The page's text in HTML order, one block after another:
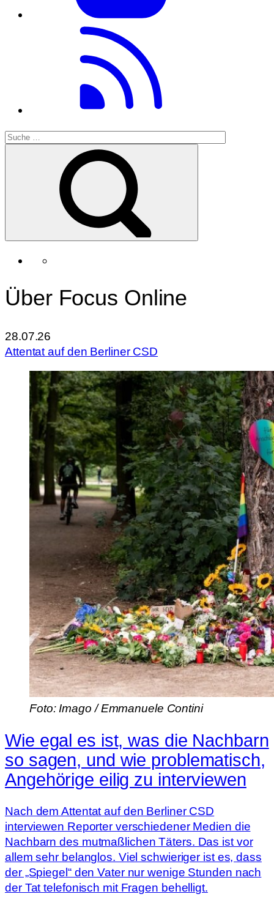
Über Focus Online
28.07.26
Attentat auf den Berliner CSD
Foto: Imago / Emmanuele Contini
Wie egal es ist, was die Nachbarn
so sagen, und wie problematisch,
Angehörige eilig zu interviewen
Nach dem Attentat auf den Berliner CSD
interviewen Reporter verschiedener Medien die
Nachbarn des mutmaßlichen Täters. Das ist vor
allem sehr belanglos. Viel schwieriger ist es, dass
der „Spiegel“ den Vater nur wenige Stunden nach
der Tat telefonisch mit Fragen behelligt.